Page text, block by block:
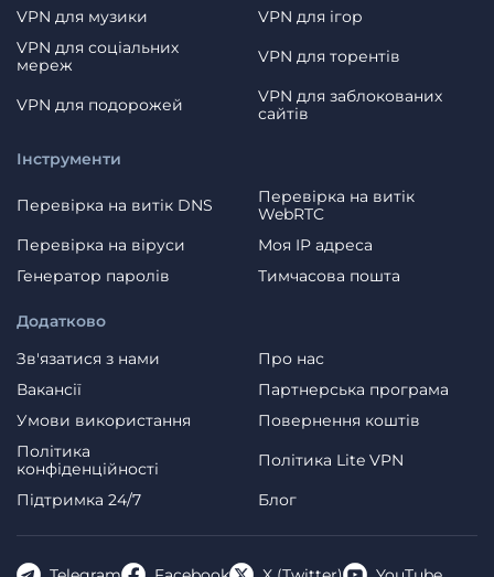
VPN для музики
VPN для ігор
VPN для соціальних
мереж
VPN для торентів
VPN для подорожей
VPN для заблокованих
сайтів
Додатково
Зв'язатися з нами
Про нас
Вакансії
Партнерська програма
Умови використання
Повернення коштів
Політика
конфіденційності
Політика Lite VPN
Пiдтримка 24/7
Блог
Інструменти
Перевірка на витік DNS
Перевірка на витік
WebRTC
Перевірка на віруси
Моя IP адреса
Генератор паролів
Тимчасова пошта